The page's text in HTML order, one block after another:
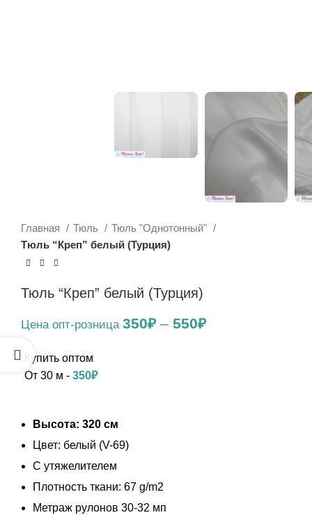
Главная Тюль
Тюль "Однотонный"
Тюль “Креп” белый (Турция)
Тюль “Креп” белый (Турция)
350₽– 550₽
От 30 м - 350₽
Высота: 320 см
Цвет: белый (V-69)
С утяжелителем
Плотность ткани: 67 g/m2
Метраж рулонов 30-32 мп